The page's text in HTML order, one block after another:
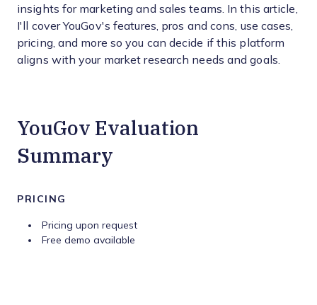
insights for marketing and sales teams. In this article,
I'll cover YouGov's features, pros and cons, use cases,
pricing, and more so you can decide if this platform
aligns with your market research needs and goals.
YouGov Evaluation
Summary
PRICING
Pricing upon request
Free demo available